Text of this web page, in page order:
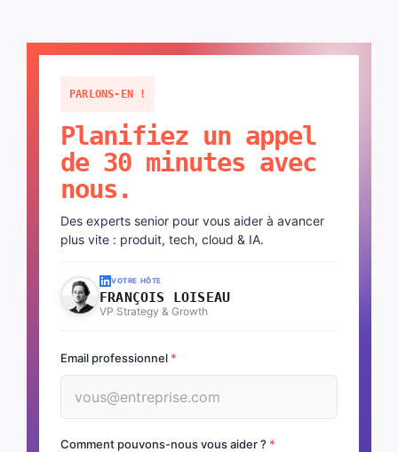
PARLONS-EN !
Planifiez un appel
de 30 minutes avec
nous.
Des experts senior pour vous aider à avancer
plus vite : produit, tech, cloud & IA.
VOTRE HÔTE
FRANÇOIS LOISEAU
VP Strategy & Growth
Email professionnel *
Comment pouvons-nous vous aider ? *